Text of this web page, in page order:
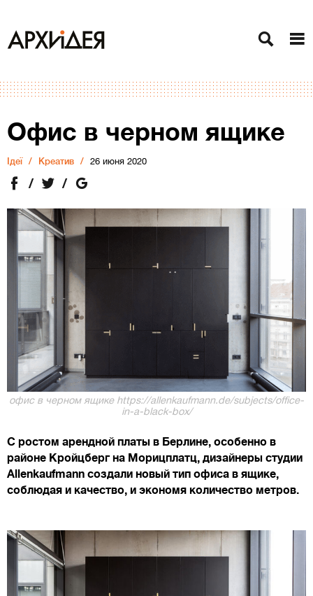
Офис в черном ящике
Ідеї Креатив 26 июня 2020
офис в черном ящике https://allenkaufmann.de/subjects/office-
in-a-black-box/
С ростом арендной платы в Берлине, особенно в
районе Кройцберг на Морицплатц, дизайнеры студии
Allenkaufmann создали новый тип офиса в ящике,
соблюдая и качество, и экономя количество метров.